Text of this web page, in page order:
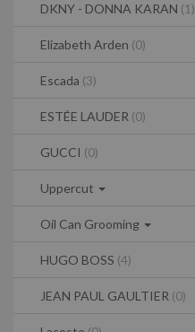
DKNY - DONNA KARAN (1)
Elizabeth Arden (0)
Escada (3)
ESTÉE LAUDER (0)
GUCCI (0)
Uppercut
Oil Can Grooming
HUGO BOSS (4)
JEAN PAUL GAULTIER (0)